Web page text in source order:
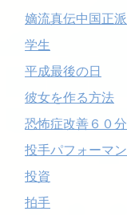
嫡流真伝中国正
学生
平成最後の日
彼女を作る方法
恐怖症改善６０
投手パフォーマ
投資
拍手